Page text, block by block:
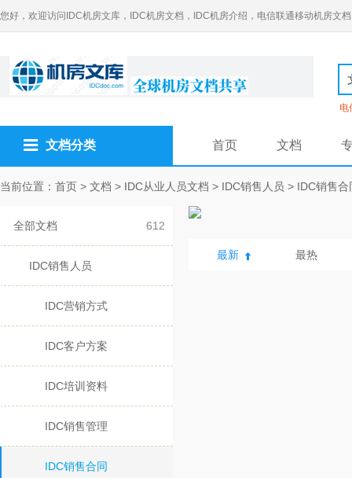
您好，欢迎访问IDC机房文库，IDC机房文档，IDC机房介绍，电信联通移动机房文档
电
文档分类 首页 文档
当前位置： 首页 > 文档 > IDC从业人员文档 > IDC销售人员 > IDC销售合
全部文档 612
IDC销售人员
IDC营销方式
IDC客户方案
IDC培训资料
IDC销售管理
IDC销售合同
最新 最热